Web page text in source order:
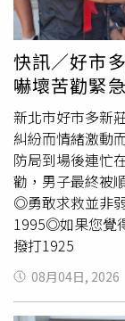
快訊／好市
嚇壞苦勸緊
新北市好市多新
糾紛而情緒激動
防局到場後連忙
勸，男子最終被
◎勇敢求救並非
1995◎如果您覺
撥打1925
08月04日, 2026